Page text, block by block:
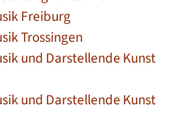
Freiburg
Trossingen
und Darstellende Kunst
und Darstellende Kunst